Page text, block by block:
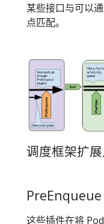
某些接口与可以
点匹配。
调度框架扩
PreEnqueue
这些插件在将